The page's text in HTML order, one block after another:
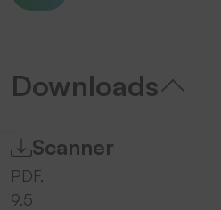
Downloads
Scanner
PDF,
9.5